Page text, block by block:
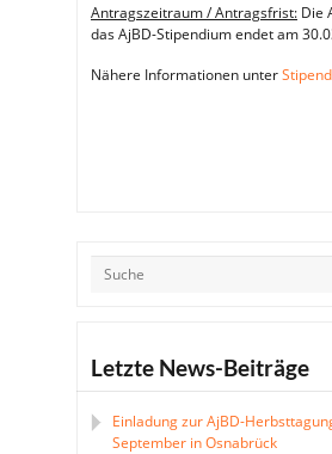
Antragszeitraum / Antragsfrist: Die
das AjBD-Stipendium endet am
Nähere Informationen unter
Letzte News-Beiträge
Einladung zur AjBD-
September in Osnabrück